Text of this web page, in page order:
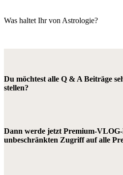
Was haltet Ihr von Astrologie?
Du möchtest alle Q & A Beiträge
stellen?
Dann werde jetzt Premium-
unbeschränkten Zugriff auf alle